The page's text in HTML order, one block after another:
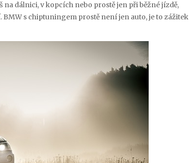
na dálnici, v kopcích nebo prostě jen při běžné jízdě,
s chiptuningem prostě není jen auto, je to zážitek